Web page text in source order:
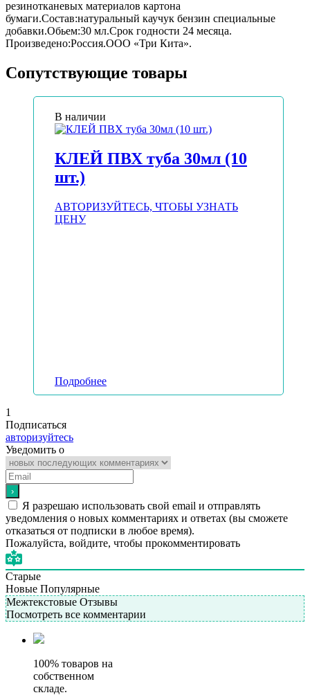
резинотканевых материалов картона
бумаги.Состав:натуральный каучук бензин специальные
добавки.Обьем:30 мл.Срок годности 24 месяца.
Произведено:Россия.ООО «Три Кита».
Сопутствующие товары
В наличии
КЛЕЙ ПВХ туба 30мл (10
шт.)
АВТОРИЗУЙТЕСЬ, ЧТОБЫ УЗНАТЬ
ЦЕНУ
Подробнее
1
Подписаться
авторизуйтесь
Уведомить о
Я разрешаю использовать свой email и отправлять
уведомления о новых комментариях и ответах (вы cможете
отказаться от подписки в любое время).
Пожалуйста, войдите, чтобы прокомментировать
Старые
Новые Популярные
Межтекстовые Отзывы
Посмотреть все комментарии
100% товаров на
собственном
складе.